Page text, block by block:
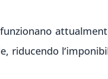
riducendo